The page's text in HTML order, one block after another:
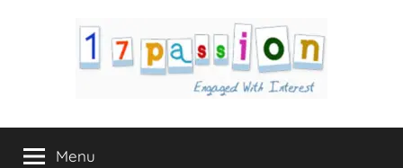
17Passion.com
InterestMenu